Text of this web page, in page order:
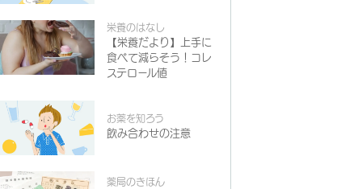
栄養のはなし
【栄養だより】上手に
食べて減らそう！コレ
ステロール値
お薬を知ろう
飲み合わせの注意
薬局のきほん